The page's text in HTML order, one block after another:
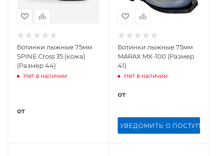
Ботинки лыжные 75мм
SPINE Cross 35 (кожа)
(Размер 44)
Нет в наличии
от
Ботинки лыжные 75мм
MARAX MX-100 (Размер
41)
Нет в наличии
от
УВЕДОМИТЬ О